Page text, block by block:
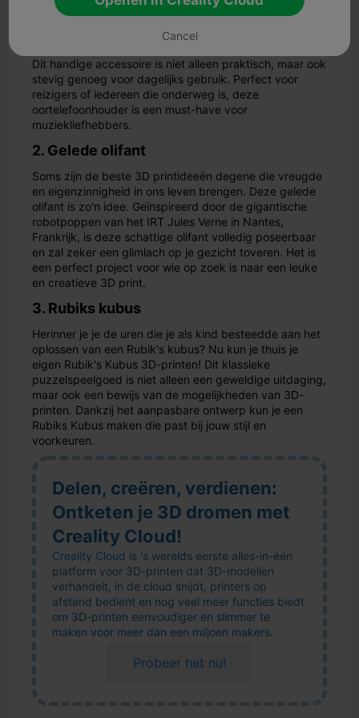
Heb je genoeg van verwarde oortelefoonkabels? Zoek
niet verder! Met een 3D-geprinte oortelefoonhouder kun
Dit handige accessoire is niet alleen praktisch, maar ook
stevig genoeg voor dagelijks gebruik. Perfect voor
reizigers of iedereen die onderweg is, deze
oortelefoonhouder is een must-have voor
muziekliefhebbers.
2. Gelede olifant
Soms zijn de beste 3D printideeën degene die vreugde
en eigenzinnigheid in ons leven brengen. Deze gelede
olifant is zo'n idee. Geïnspireerd door de gigantische
robotpoppen van het IRT Jules Verne in Nantes,
Frankrijk, is deze schattige olifant volledig poseerbaar
en zal zeker een glimlach op je gezicht toveren. Het is
een perfect project voor wie op zoek is naar een leuke
en creatieve 3D print.
3. Rubiks kubus
Herinner je je de uren die je als kind besteedde aan het
oplossen van een Rubik's kubus? Nu kun je thuis je
eigen Rubik's Kubus 3D-printen! Dit klassieke
puzzelspeelgoed is niet alleen een geweldige uitdaging,
maar ook een bewijs van de mogelijkheden van 3D-
printen. Dankzij het aanpasbare ontwerp kun je een
Rubiks Kubus maken die past bij jouw stijl en
voorkeuren.
Delen, creëren, verdienen:
Ontketen je 3D dromen met
Creality Cloud!
Creality Cloud is 's werelds eerste alles-in-één
platform voor 3D-printen dat 3D-modellen
verhandelt, in de cloud snijdt, printers op
afstand bedient en nog veel meer functies biedt
om 3D-printen eenvoudiger en slimmer te
maken voor meer dan een miljoen makers.
Probeer het nu!
Cancel